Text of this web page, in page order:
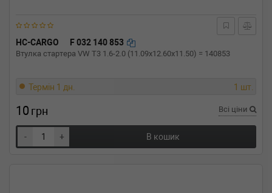
HC-CARGO F 032 140 853
Втулка стартера VW T3 1.6-2.0 (11.09x12.60x11.50) = 140853
Термін 1 дн. 1 шт.
10 грн Всі ціни
- + В кошик